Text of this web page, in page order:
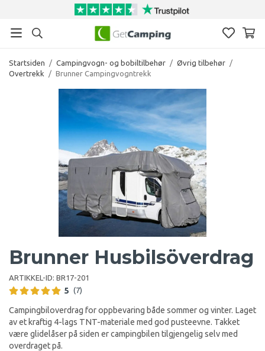
Startsiden / Campingvogn- og bobiltilbehør / Øvrig tilbehør /
Overtrekk
/ Brunner Campingvogntrekk
Brunner Husbilsöverdrag
ARTIKKEL-ID: BR17-201
5 (7)
Campingbiloverdrag for oppbevaring både sommer og vinter. Laget
av et kraftig 4-lags TNT-materiale med god pusteevne. Takket
være glidelåser på siden er campingbilen tilgjengelig selv med
overdraget på.